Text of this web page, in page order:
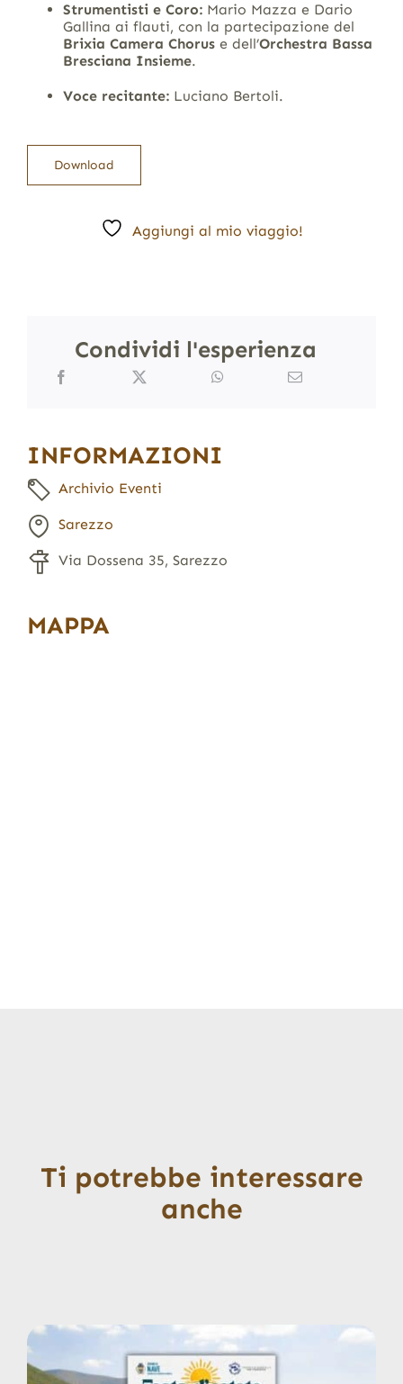
Strumentisti e Coro:Mario Mazza e Dario
Gallina ai flauti, con la partecipazione del
Brixia Camera Choruse dell’Orchestra Bassa
Bresciana Insieme.
Voce recitante:Luciano Bertoli.
Download
Aggiungi al mio viaggio!
Condividi l'esperienza
INFORMAZIONI
Archivio Eventi
Sarezzo
Via Dossena 35, Sarezzo
MAPPA
Ti potrebbe interessare
anche